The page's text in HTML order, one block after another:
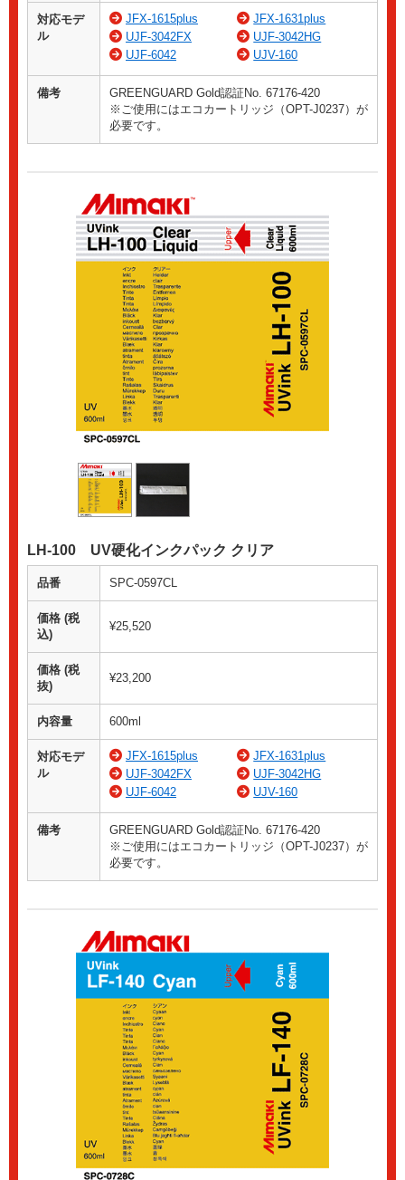
対応モデ
ル
JFX-1615plus
JFX-1631plus
UJF-3042FX
UJF-3042HG
UJF-6042
UJV-160
備考
GREENGUARD Gold認証No. 67176-420
※ご使用にはエコカートリッジ（OPT-J0237）が
必要です。
LH-100 UV硬化インクパック クリア
品番 SPC-0597CL
価格 (税
込)
¥25,520
価格 (税
抜)
¥23,200
内容量 600ml
対応モデ
ル
JFX-1615plus
JFX-1631plus
UJF-3042FX
UJF-3042HG
UJF-6042
UJV-160
備考
GREENGUARD Gold認証No. 67176-420
※ご使用にはエコカートリッジ（OPT-J0237）が
必要です。